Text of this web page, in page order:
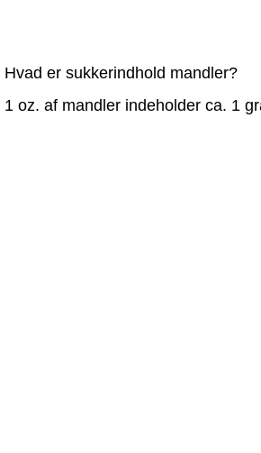
Hvad er sukkerindhold mandler?
1 oz. af mandler indeholder ca. 1